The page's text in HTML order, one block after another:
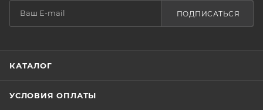
ПОДПИСАТЬСЯ
КАТАЛОГ
УСЛОВИЯ ОПЛАТЫ